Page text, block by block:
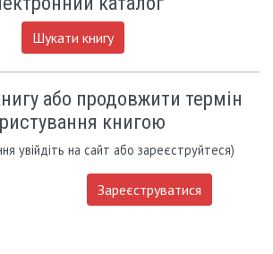
Шукати книгу
або продовжити термін
книгою
увійдіть на сайт або зареєструйтеся)
Зареєструватися